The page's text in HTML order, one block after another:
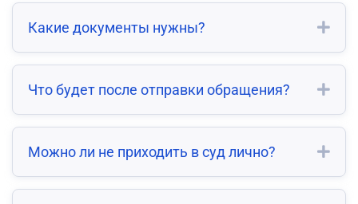
Какие документы нужны?
Что будет после отправки обращения?
Можно ли не приходить в суд лично?